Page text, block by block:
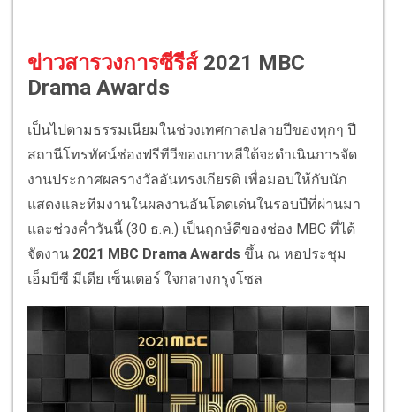
ข่าวสารวงการซีรีส์2021 MBC
Drama Awards
เป็นไปตามธรรมเนียมในช่วงเทศกาลปลายปีของทุกๆ ปี
สถานีโทรทัศน์ช่องฟรีทีวีของเกาหลีใต้จะดำเนินการจัด
งานประกาศผลรางวัลอันทรงเกียรติ เพื่อมอบให้กับนัก
แสดงและทีมงานในผลงานอันโดดเด่นในรอบปีที่ผ่านมา
และช่วงค่ำวันนี้ (30 ธ.ค.) เป็นฤกษ์ดีของช่อง MBC ที่ได้
จัดงาน 2021 MBC Drama Awards ขึ้น ณ หอประชุม
เอ็มบีซี มีเดีย เซ็นเตอร์ ใจกลางกรุงโซล